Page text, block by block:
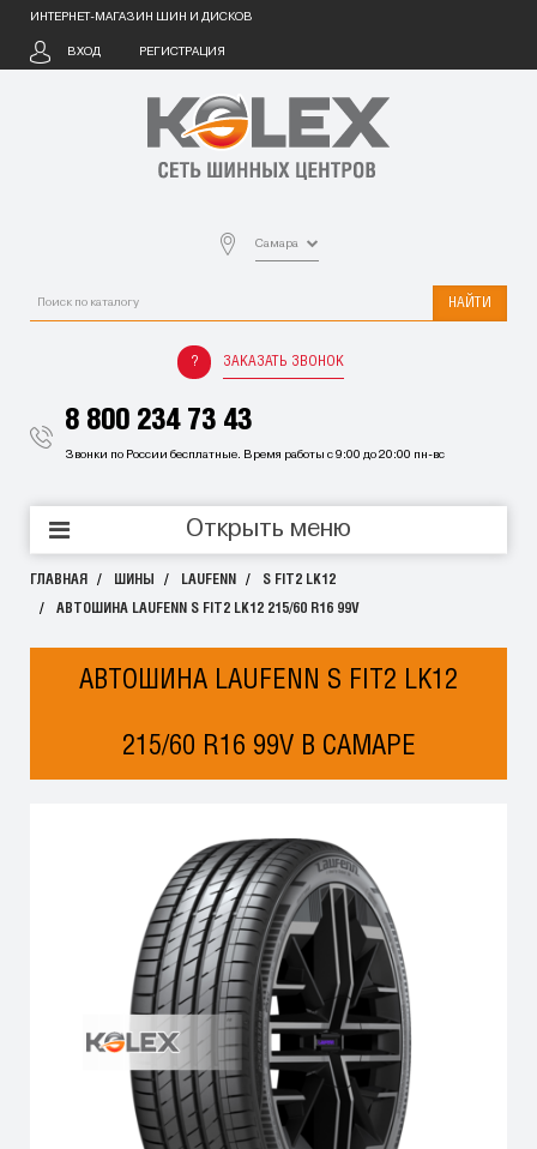
ИНТЕРНЕТ-МАГАЗИН ШИН И ДИСКОВ
ВХОД РЕГИСТРАЦИЯ
Самара
НАЙТИ
ЗАКАЗАТЬ ЗВОНОК
8 800 234 73 43
Звонки по России бесплатные. Время работы с 9:00 до 20:00 пн-вс
Открыть меню
ГЛАВНАЯ ШИНЫ LAUFENN S FIT2 LK12
АВТОШИНА LAUFENN S FIT2 LK12 215/60 R16 99V
АВТОШИНА LAUFENN S FIT2 LK12
215/60 R16 99V В САМАРЕ